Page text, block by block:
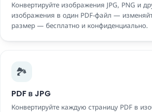
Конвертируйте изображения JPG, PNG и
изображения в один PDF-файл —
размер — бесплатно и конфиденциально.
🏞️
PDF в JPG
Конвертируйте каждую страницу PDF в